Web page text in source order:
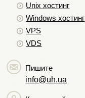
Unix хостинг
Windows хостинг
VPS
VDS
Пишите
info@uh.ua